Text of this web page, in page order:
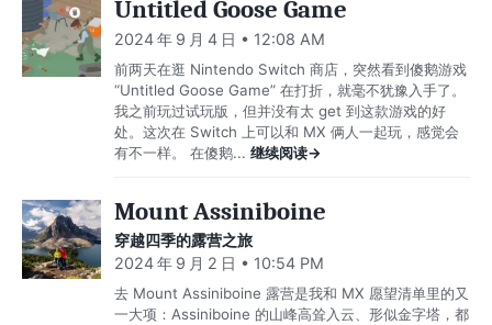
Untitled Goose Game
2024 年 9 月 4 日 • 12:08 AM
前两天在逛 Nintendo Switch 商店，突然看到傻鹅游戏
“Untitled Goose Game” 在打折，就毫不犹豫入手了。
我之前玩过试玩版，但并没有太 get 到这款游戏的好
处。这次在 Switch 上可以和 MX 俩人一起玩，感觉会
有不一样。 在傻鹅... 继续阅读→
Mount Assiniboine
穿越四季的露营之旅
2024 年 9 月 2 日 • 10:54 PM
去 Mount Assiniboine 露营是我和 MX 愿望清单里的又
一大项：Assiniboine 的山峰高耸入云、形似金字塔，都